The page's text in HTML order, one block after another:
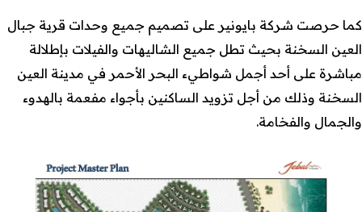
كما حرصت شركة بايونير على تصميم جميع وحدات قرية جبال
العين السخنة بحيث تطل جميع الشاليهات والفيلات بإطلالة
مباشرة على أحد أجمل شواطيء البحر الأحمر في مدينة العين
السخنة وذلك من أجل تزويد الساكنين بأجواء مفعمة بالهدوء
والجمال والفخامة.